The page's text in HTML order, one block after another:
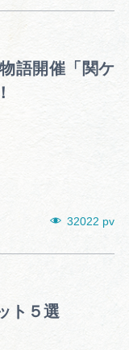
語開催「関ケ
32022 pv
ト５選